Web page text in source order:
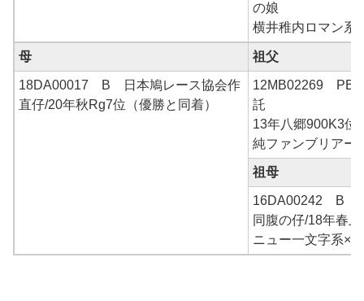
の娘
横井稚内ロマン系
母 祖父
18DA00017 B 日本鳩レース協会作
直仔/20年秋Rg7位（優勝と同着）
12MB02269 PB
託
13年八郷900K3位
純ファンブリアー
祖母
16DA00242 B
同腹の仔/18年春
ニュー一文字系